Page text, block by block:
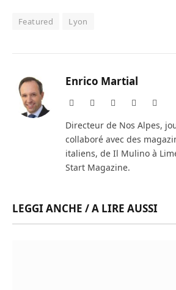
Featured Lyon
Enrico Martial
Website Facebook Instagram
Directeur de Nos Alpes,
collaboré avec des
italiens, de Il Mulino à
Start Magazine.
LEGGI ANCHE / A LIRE AUSSI